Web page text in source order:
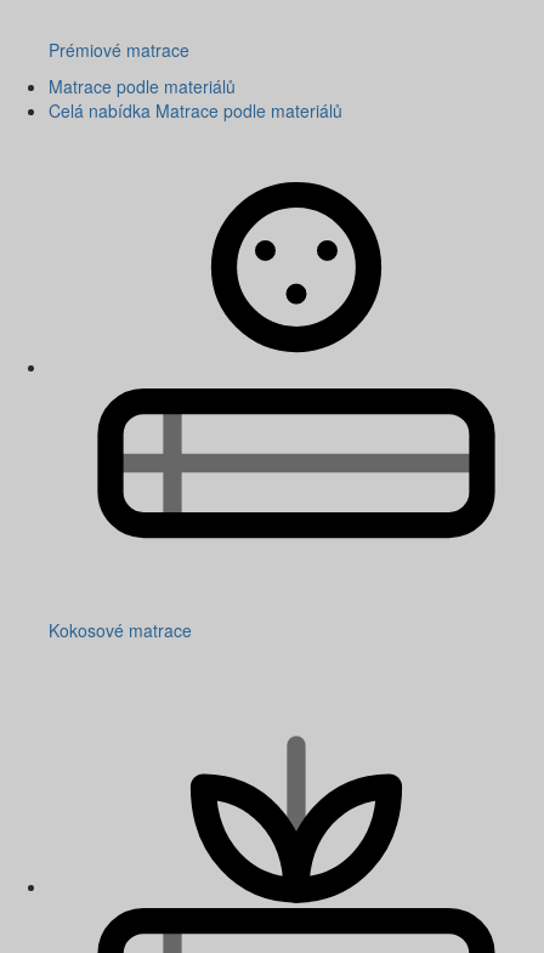
Prémiové matrace
Matrace podle materiálů
Celá nabídka Matrace podle materiálů
Kokosové matrace